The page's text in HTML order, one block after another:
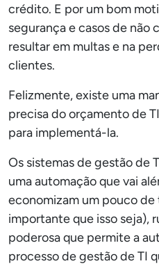
crédito. E por um bom
segurança e casos de
resultar em multas e na
clientes.
Felizmente, existe uma
precisa do orçamento de
para implementá-la.
Os sistemas de gestão de
uma automação que vai
economizam um pouco de
importante que isso seja),
poderosa que permite a
processo de gestão de TI